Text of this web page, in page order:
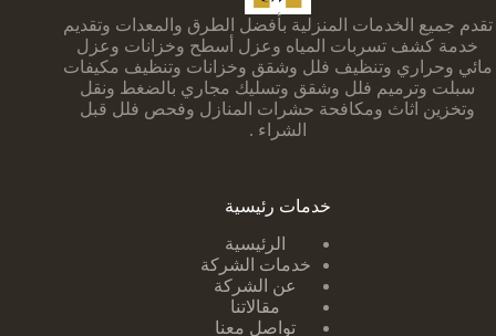
تقدم جميع الخدمات المنزلية بأفضل الطرق والمعدات وتقديم
خدمة كشف تسربات المياه وعزل أسطح وخزانات وعزل
مائي وحراري وتنظيف فلل وشقق وخزانات وتنظيف مكيفات
سبلت وترميم فلل وشقق وتسليك مجاري بالضغط ونقل
وتخزين اثاث ومكافحة حشرات المنازل وفحص فلل قبل
الشراء .
خدمات رئيسية
الرئيسية
خدمات الشركة
عن الشركة
مقالاتنا
تواصل معنا